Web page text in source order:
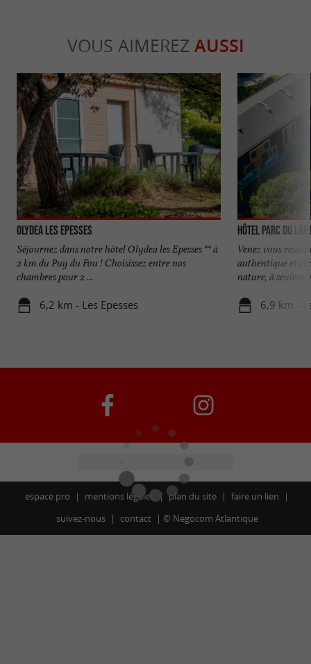
VOUS AIMEREZ AUSSI
Olydea Les Epesses
Séjournez dans notre hôtel Olydea les Epesses ** à
2 km du Puy du Fou ! Choisissez entre nos
chambres pour 2 ...
6,2 km - Les Epesses
Hôtel Parc du
Venez vous
authentique et
nature, à
6,9 km -
espace pro mentions légales plan du site
faire un lien
suivez-nous
contact © Negocom Atlantique